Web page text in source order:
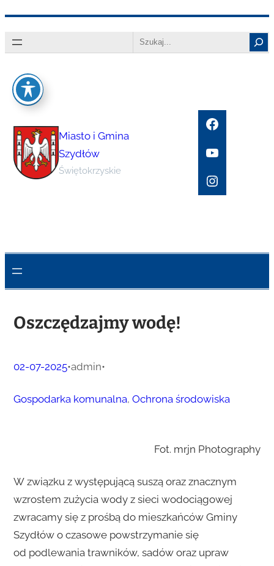
do
Search
Miasto i Gmina
Szydłów
Świętokrzyskie
Facebook
YouTube
Instagram
Oszczędzajmy wodę!
02-07-2025•admin•
Gospodarka komunalna, Ochrona środowiska
Fot. mrjn Photography
W związku z występującą suszą oraz znacznym
wzrostem zużycia wody z sieci wodociągowej
zwracamy się z prośbą do mieszkańców Gminy
Szydłów o czasowe powstrzymanie się
od podlewania trawników, sadów oraz upraw